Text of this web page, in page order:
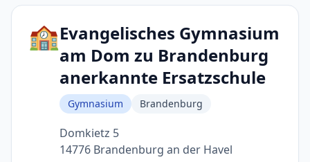
🏫Evangelisches Gymnasium
am Dom zu Brandenburg
anerkannte Ersatzschule
Gymnasium Brandenburg
Domkietz 5
14776 Brandenburg an der Havel